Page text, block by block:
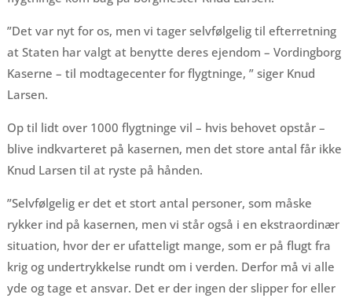
”Det var nyt for os, men vi tager selvfølgelig til efterretning
at Staten har valgt at benytte deres ejendom – Vordingborg
Kaserne – til modtagecenter for flygtninge, ” siger Knud
Larsen.
Op til lidt over 1000 flygtninge vil – hvis behovet opstår –
blive indkvarteret på kasernen, men det store antal får ikke
Knud Larsen til at ryste på hånden.
”Selvfølgelig er det et stort antal personer, som måske
rykker ind på kasernen, men vi står også i en ekstraordinær
situation, hvor der er ufatteligt mange, som er på flugt fra
krig og undertrykkelse rundt om i verden. Derfor må vi alle
yde og tage et ansvar. Det er der ingen der slipper for eller